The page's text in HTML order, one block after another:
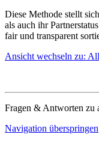
Diese Methode stellt
als auch ihr
fair und transparent
Ansicht wechseln zu:
Fragen & Antworten zu
Navigation überspringen